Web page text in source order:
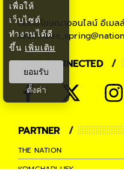
ติดต่อโฆษณาออนไลน์ อีเมล
STAY CONNECTED
PARTNER
THE NATION
KOMCHADLUEK
เพื่อให้
เว็บไซต์
ทำงานได้ดี
ขึ้น เพิ่มเติม
ยอมรับ
ตั้งค่า